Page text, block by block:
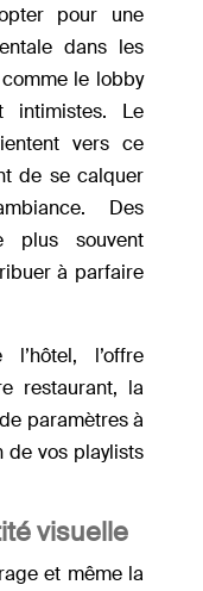
pour une
dans les
le lobby
intimistes. Le
vers ce
de se calquer
Des
plus souvent
à parfaire
l’offre
restaurant, la
paramètres à
de vos playlists
visuelle
et même la